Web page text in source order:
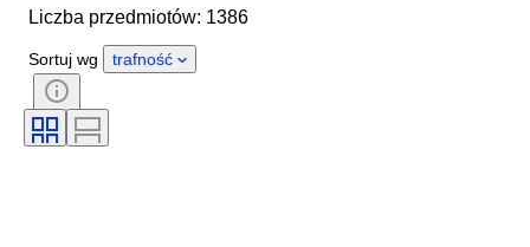
Przedmiot
Kraj pochodzenia
Materiał
Okres
Technika
Język
Liczba przedmiotów: 1386
Sortuj wg trafność